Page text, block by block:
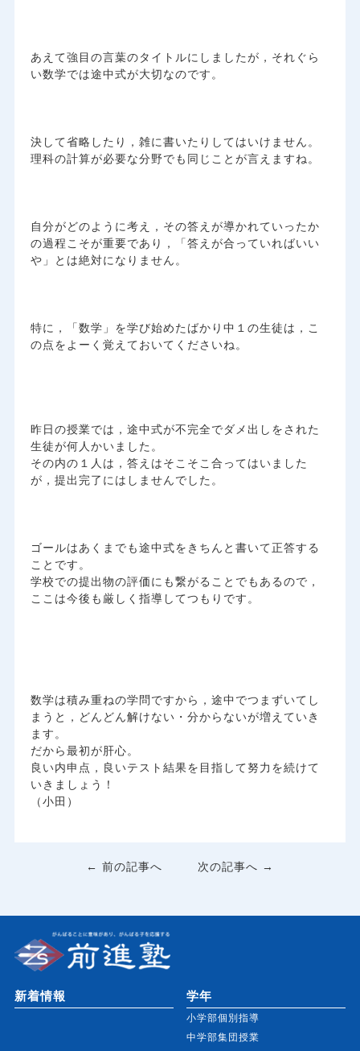
あえて強目の言葉のタイトルにしましたが，それぐら
い数学では途中式が大切なのです。
決して省略したり，雑に書いたりしてはいけません。
理科の計算が必要な分野でも同じことが言えますね。
自分がどのように考え，その答えが導かれていったか
の過程こそが重要であり，「答えが合っていればいい
や」とは絶対になりません。
特に，「数学」を学び始めたばかり中１の生徒は，こ
の点をよーく覚えておいてくださいね。
昨日の授業では，途中式が不完全でダメ出しをされた
生徒が何人かいました。
その内の１人は，答えはそこそこ合ってはいました
が，提出完了にはしませんでした。
ゴールはあくまでも途中式をきちんと書いて正答する
ことです。
学校での提出物の評価にも繋がることでもあるので，
ここは今後も厳しく指導してつもりです。
数学は積み重ねの学問ですから，途中でつまずいてし
まうと，どんどん解けない・分からないが増えていき
ます。
だから最初が肝心。
良い内申点，良いテスト結果を目指して努力を続けて
いきましょう！
（小田）
← 前の記事へ 次の記事へ →
新着情報 学年
小学部個別指導
中学部集団授業